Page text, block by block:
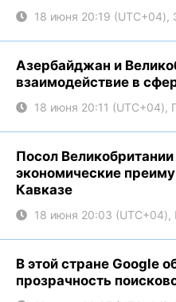
18 июня 20:19 (UTC+04),
Азербайджан и
взаимодействие в
18 июня 20:11 (UTC+04),
Посол
экономические
Кавказе
18 июня 20:03 (UTC+04),
В этой стране Google
прозрачность